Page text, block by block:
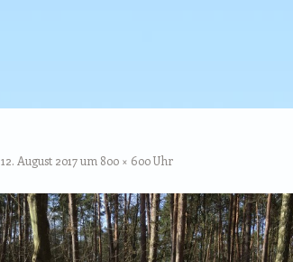
12. August 2017um 800 × 600Uhr